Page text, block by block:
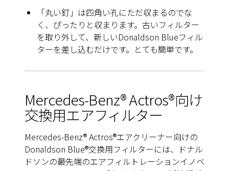
「丸い釘」は四角い孔にただ収まるのでな
く、ぴったりと収まります。古いフィルター
を取り外して、新しいDonaldson Blueフィル
ターを差し込むだけです。とても簡単です。
Mercedes-Benz® Actros®向け
交換用エアフィルター
Mercedes-Benz® Actros®エアクリーナー向けの
Donaldson Blue®交換用フィルターには、ドナル
ドソンの最先端のエアフィルトレーションイノベ